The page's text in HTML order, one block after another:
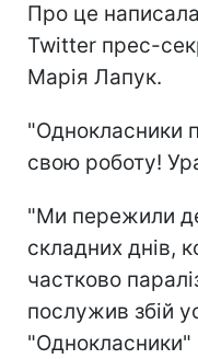
Про це написала
Twitter прес-
Марія Лапук.
"Однокласники
свою роботу!
"Ми пережили
складних днів,
частково
послужив збій
"Однокласники"